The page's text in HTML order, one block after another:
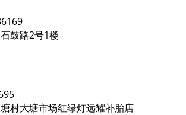
鼓路2号1楼
村大塘市场红绿灯远耀补胎店